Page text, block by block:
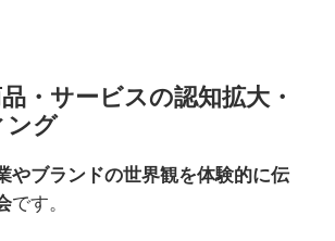
・サービスの認知拡大・
ング
やブランドの世界観を体験的に伝
です。